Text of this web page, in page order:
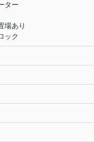
ター
場あり
ック